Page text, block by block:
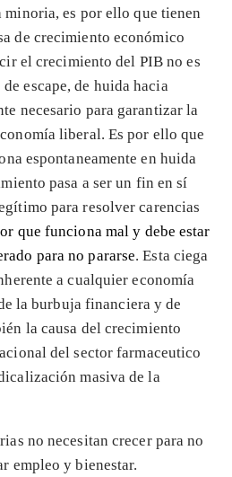
minoria, es por ello que tienen
de crecimiento económico
el crecimiento del PIB no es
escape, de huida hacia
necesario para garantizar la
liberal. Es por ello que
espontaneamente en huida
pasa a ser un fin en sí
para resolver carencias
que funciona mal y debe estar
para no pararse. Esta ciega
a cualquier economía
la burbuja financiera y de
la causa del crecimiento
del sector farmaceutico
masiva de la
no necesitan crecer para no
empleo y bienestar.